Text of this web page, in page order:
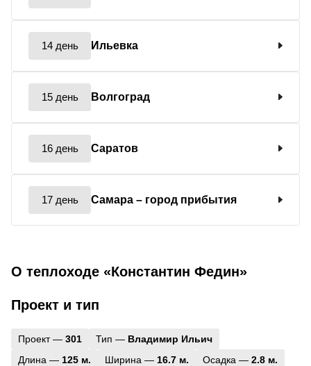
14 день Ильевка
15 день Волгоград
16 день Саратов
17 день Самара – город прибытия
О теплоходе «Константин Федин»
Проект и тип
Проект — 301 Тип — Владимир Ильич
Длина — 125 м. Ширина — 16.7 м. Осадка — 2.8 м.